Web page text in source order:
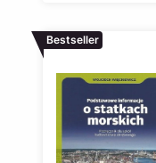
Bestseller